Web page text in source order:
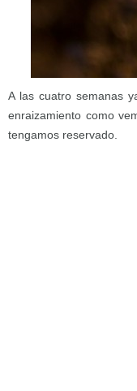
A las cuatro semanas
enraizamiento como
tengamos reservado.